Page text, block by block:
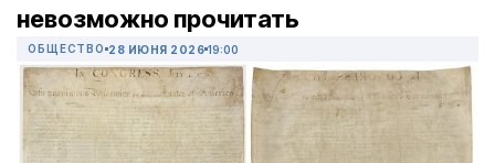
невозможно прочитать
ОБЩЕСТВО 28 ИЮНЯ 2026 19:00